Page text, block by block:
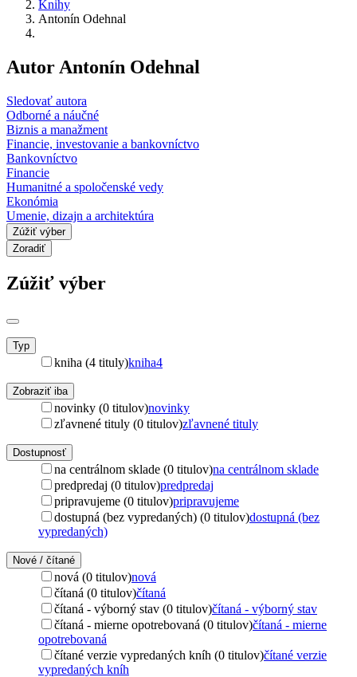
Knihy
Antonín Odehnal
Autor Antonín Odehnal
Sledovať autora
Odborné a náučné
Biznis a manažment
Financie, investovanie a bankovníctvo
Bankovníctvo
Financie
Humanitné a spoločenské vedy
Ekonómia
Umenie, dizajn a architektúra
Zúžiť výber
Zoradiť
Zúžiť výber
Typ
kniha (4 tituly)kniha4
Zobraziť iba
novinky (0 titulov)novinky
zľavnené tituly (0 titulov)zľavnené tituly
Dostupnosť
na centrálnom sklade (0 titulov)na centrálnom sklade
predpredaj (0 titulov)predpredaj
pripravujeme (0 titulov)pripravujeme
dostupná (bez vypredaných) (0 titulov)dostupná (bez
vypredaných)
Nové / čítané
nová (0 titulov)nová
čítaná (0 titulov)čítaná
čítaná - výborný stav (0 titulov)čítaná - výborný stav
čítaná - mierne opotrebovaná (0 titulov)čítaná - mierne
opotrebovaná
čítané verzie vypredaných kníh (0 titulov)čítané verzie
vypredaných kníh